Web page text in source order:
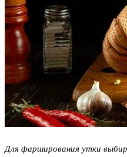
Для фарширования утки